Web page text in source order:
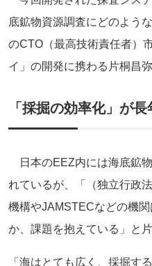
底鉱物資源調査にどのよう
のCTO（最高技術責任者）
イ」の開発に携わる片桐昌
「採掘の効率化」が
日本のEEZ内には海底鉱
れているが、「（独立行政
機構やJAMSTECなどの機
か、課題を抱えている」と
「海はとても広く、採掘す